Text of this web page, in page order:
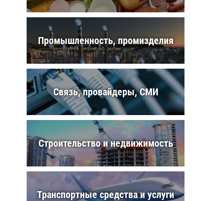
Промышленность, промизделия
Связь, провайдеры, СМИ
Строительство и недвижимость
Транспортные средства и услуги